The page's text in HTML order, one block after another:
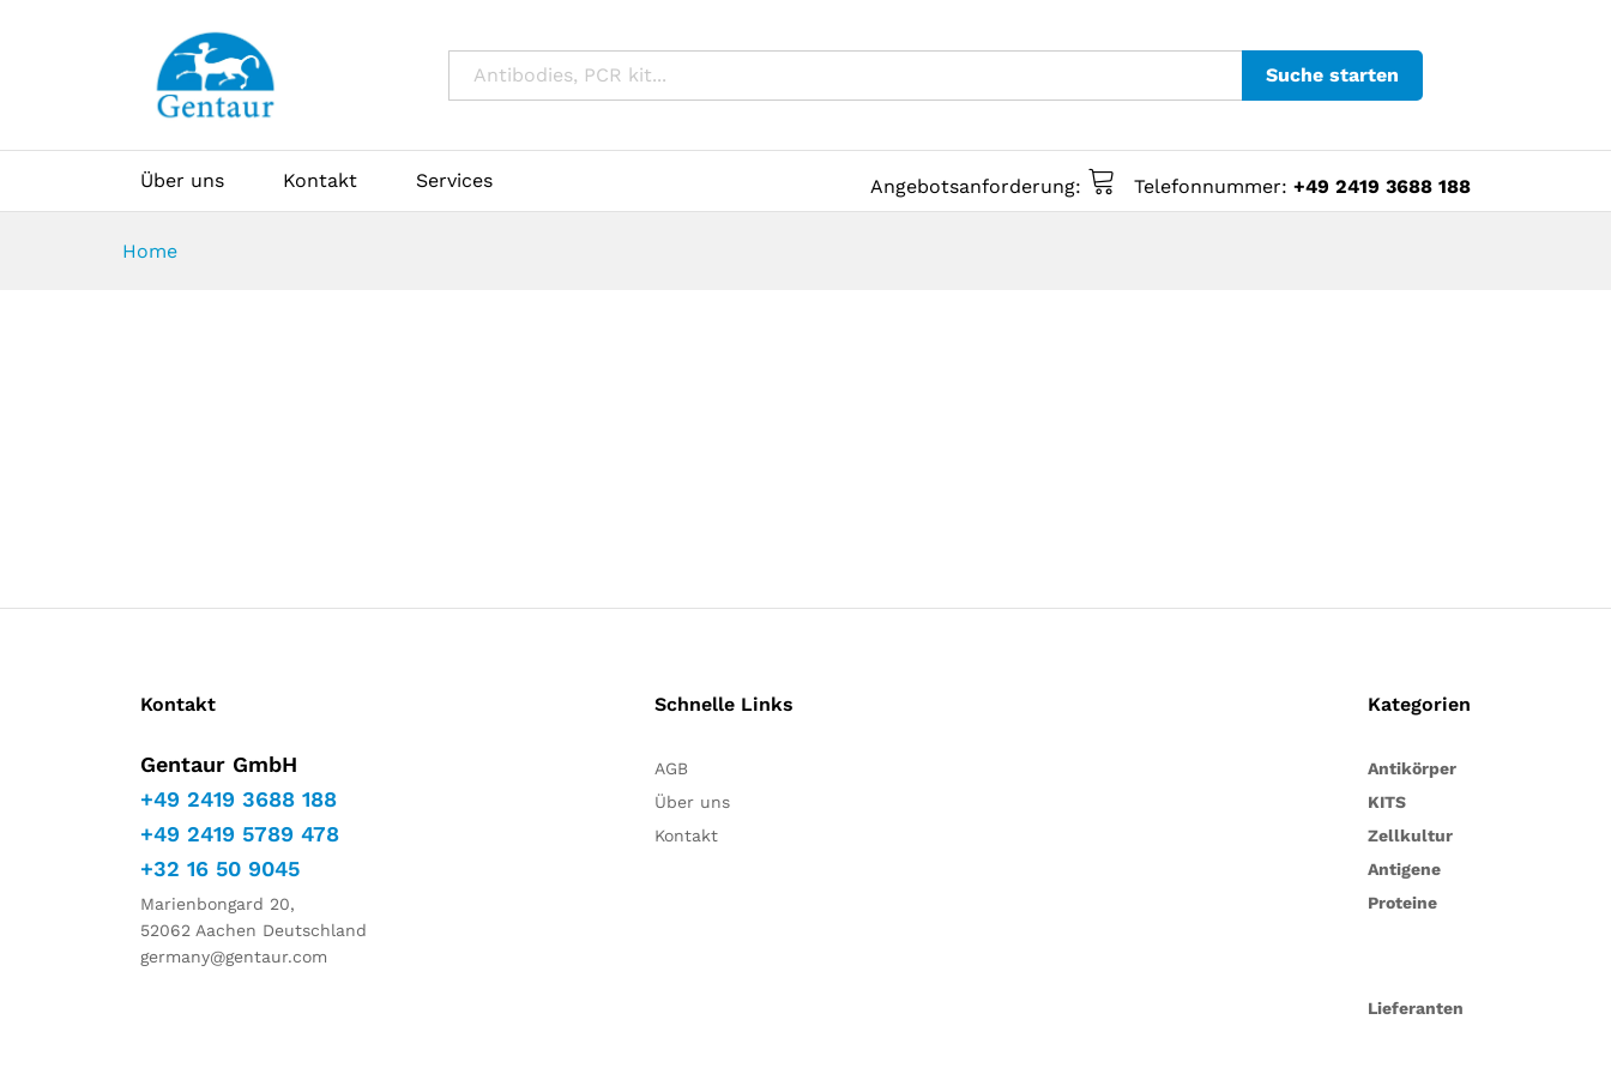
Suche starten
Über uns Kontakt Services Angebotsanforderung: Telefonnummer: +49 2419 3688 188
Home
Kontakt
Gentaur GmbH
+49 2419 3688 188
+49 2419 5789 478
+32 16 50 9045
Marienbongard 20,
52062 Aachen Deutschland
germany@gentaur.com
Schnelle Links
AGB
Über uns
Kontakt
Kategorien
Antikörper
KITS
Zellkultur
Antigene
Proteine
Lieferanten